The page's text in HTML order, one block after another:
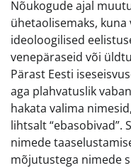
Nõukogude ajal
ühetaolisemaks,
ideoloogilised
venepäraseid või
Pärast Eesti
aga plahvatuslik
hakata valima
lihtsalt “ebasobivad”.
nimede
mõjutustega nimede